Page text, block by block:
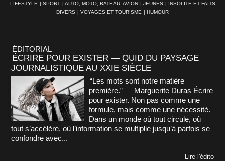
LIFESTYLE | SPORT | AUTO, MOTO, BATEAU, AVION | JEUNES | INSOLITE ET FAITS
DIVERS | VOYAGES ET TOURISME | HUMOUR
ÉDITORIAL
ÉCRIRE POUR EXISTER — QUID DU PAYSAGE
JOURNALISTIQUE AU XXIE SIÈCLE
“Les mots sont notre matière
première.” — Marguerite Duras Écrire
pour exister. Non pas comme une
formule, mais comme une nécessité.
Dans un monde où tout circule, où
tout s’accélère, où l’information se multiplie jusqu’à parfois se
confondre avec...
Lire l'édito